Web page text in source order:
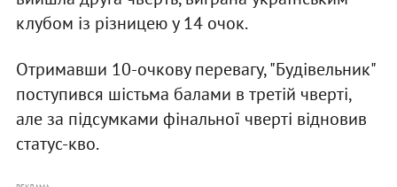
клубом із різницею у 14 очок.
Отримавши 10-очкову перевагу, "Будівельник"
поступився шістьма балами в третій чверті,
але за підсумками фінальної чверті відновив
статус-кво.